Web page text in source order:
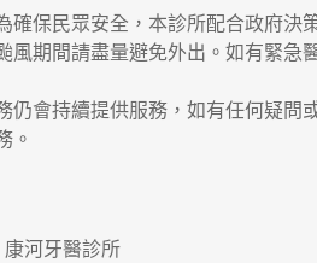
確保民眾安全，本診所配合政府決
風期間請盡量避免外出。如有緊急
仍會持續提供服務，如有任何疑問
。
河牙醫診所